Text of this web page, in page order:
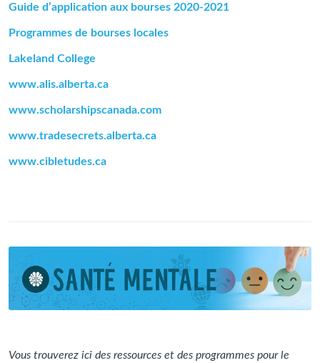
Guide d’application aux bourses 2020-2021
Programmes de bourses locales
Lakeland College
www.alis.alberta.ca
www.scholarshipscanada.com
www.tradesecrets.alberta.ca
www.cibletudes.ca
Vous trouverez ici des ressources et des programmes pour le